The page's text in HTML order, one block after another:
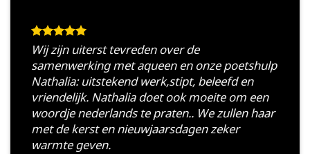
Wij zijn uiterst tevreden over de
samenwerking met aqueen en onze poetshulp
Nathalia: uitstekend werk,stipt, beleefd en
vriendelijk. Nathalia doet ook moeite om een
woordje nederlands te praten.. We zullen haar
met de kerst en nieuwjaarsdagen zeker
warmte geven.